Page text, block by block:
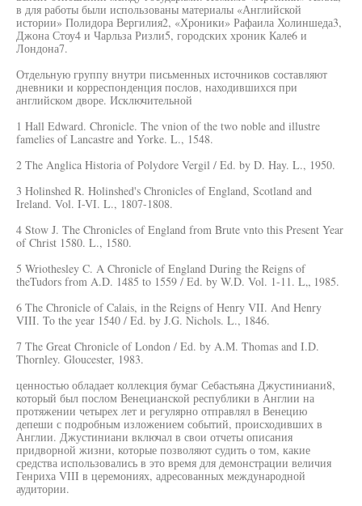
в для работы были использованы материалы «Английской
истории» Полидора Вергилия2, «Хроники» Рафаила Холиншеда3,
Джона Стоу4 и Чарльза Ризли5, городских хроник Кале6 и
Лондона7.
Отдельную группу внутри письменных источников составляют
дневники и корреспонденция послов, находившихся при
английском дворе. Исключительной
1 Hall Edward. Chronicle. The vnion of the two noble and illustre
famelies of Lancastre and Yorke. L., 1548.
2 The Anglica Historia of Polydore Vergil / Ed. by D. Hay. L., 1950.
3 Holinshed R. Holinshed's Chronicles of England, Scotland and
Ireland. Vol. I-VI. L., 1807-1808.
4 Stow J. The Chronicles of England from Brute vnto this Present Year
of Christ 1580. L., 1580.
5 Wriothesley C. A Chronicle of England During the Reigns of
theTudors from A.D. 1485 to 1559 / Ed. by W.D. Vol. 1-11. L„ 1985.
6 The Chronicle of Calais, in the Reigns of Henry VII. And Henry
VIII. To the year 1540 / Ed. by J.G. Nichols. L., 1846.
7 The Great Chronicle of London / Ed. by A.M. Thomas and I.D.
Thornley. Gloucester, 1983.
ценностью обладает коллекция бумаг Себастьяна Джустиниани8,
который был послом Венецианской республики в Англии на
протяжении четырех лет и регулярно отправлял в Венецию
депеши с подробным изложением событий, происходивших в
Англии. Джустиниани включал в свои отчеты описания
придворной жизни, которые позволяют судить о том, какие
средства использовались в это время для демонстрации величия
Генриха VIII в церемониях, адресованных международной
аудитории.